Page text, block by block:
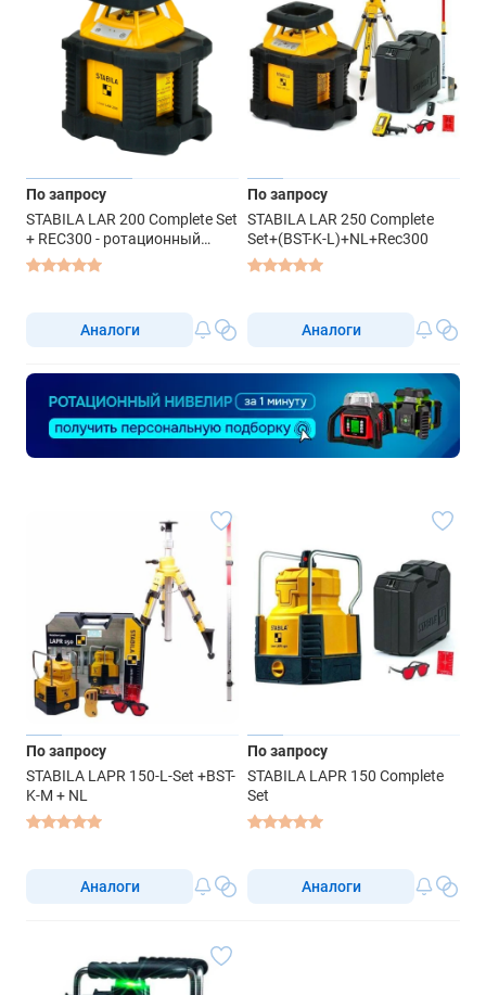
По запросу
STABILA LAR 200 Complete Set
+ REC300 - ротационный
нивелир с красным лучом
Аналоги
По запросу
STABILA LAR 250 Complete
Set+(BST-K-L)+NL+Rec300
Аналоги
По запросу
STABILA LAPR 150-L-Set +BST-
K-M + NL
Аналоги
По запросу
STABILA LAPR 150 Complete
Set
Аналоги